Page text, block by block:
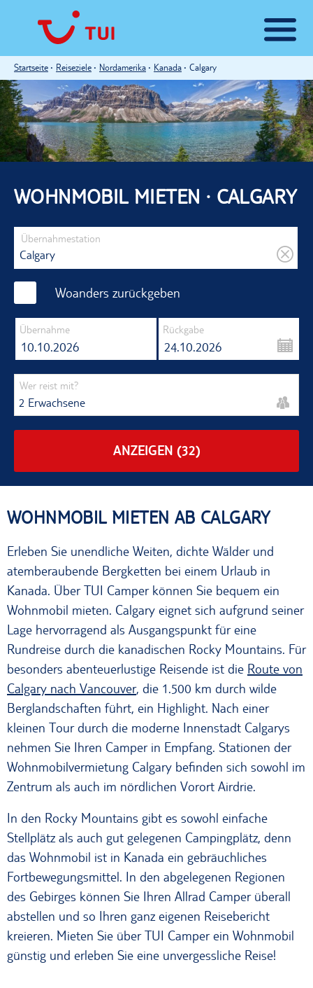
Startseite Reiseziele Nordamerika Kanada Calgary
WOHNMOBIL MIETEN · CALGARY
Übernahmestation
Woanders zurückgeben
Übernahme
10.10.2026
Rückgabe
24.10.2026
Wer reist mit?
2 Erwachsene
ANZEIGEN (32)
WOHNMOBIL MIETEN AB CALGARY
Erleben Sie unendliche Weiten, dichte Wälder und
atemberaubende Bergketten bei einem Urlaub in
Kanada. Über TUI Camper können Sie bequem ein
Wohnmobil mieten. Calgary eignet sich aufgrund seiner
Lage hervorragend als Ausgangspunkt für eine
Rundreise durch die kanadischen Rocky Mountains. Für
besonders abenteuerlustige Reisende ist die Route von
Calgary nach Vancouver, die 1.500 km durch wilde
Berglandschaften führt, ein Highlight. Nach einer
kleinen Tour durch die moderne Innenstadt Calgarys
nehmen Sie Ihren Camper in Empfang. Stationen der
Wohnmobilvermietung Calgary befinden sich sowohl im
Zentrum als auch im nördlichen Vorort Airdrie.
In den Rocky Mountains gibt es sowohl einfache
Stellplätz als auch gut gelegenen Campingplätz, denn
das Wohnmobil ist in Kanada ein gebräuchliches
Fortbewegungsmittel. In den abgelegenen Regionen
des Gebirges können Sie Ihren Allrad Camper überall
abstellen und so Ihren ganz eigenen Reisebericht
kreieren. Mieten Sie über TUI Camper ein Wohnmobil
günstig und erleben Sie eine unvergessliche Reise!